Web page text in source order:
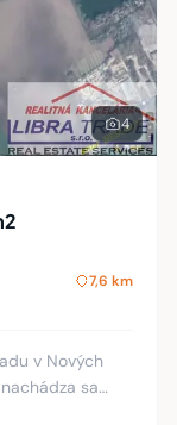
4
7,6 km
v Nových
sa
Kataster Nové